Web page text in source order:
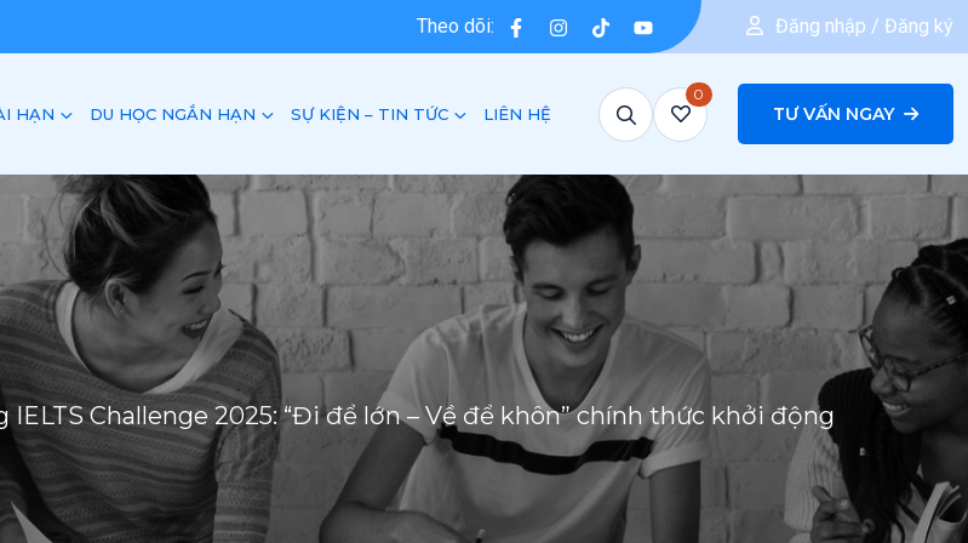
Theo dõi: Đăng nhập / Đăng ký
HẠN DU HỌC NGẮN HẠN SỰ KIỆN – TIN TỨC LIÊN HỆ
0
TƯ VẤN NGAY
Challenge 2025: “Đi để lớn – Về để khôn” chính thức khởi động